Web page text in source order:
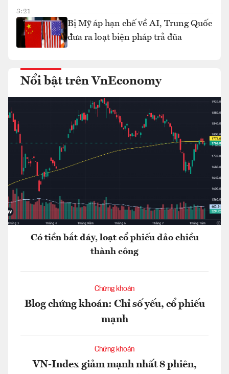
3:21
Bị Mỹ áp hạn chế về AI, Trung Quốc
đưa ra loạt biện pháp trả đũa
Nổi bật trên VnEconomy
Có tiền bắt đáy, loạt cổ phiếu đảo chiều
thành công
Chứng khoán
Blog chứng khoán: Chỉ số yếu, cổ phiếu
mạnh
Chứng khoán
VN-Index giảm mạnh nhất 8 phiên,